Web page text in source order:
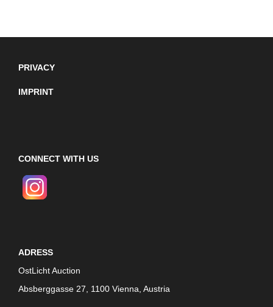
PRIVACY
IMPRINT
CONNECT WITH US
ADRESS
OstLicht Auction
Absberggasse 27, 1100 Vienna, Austria